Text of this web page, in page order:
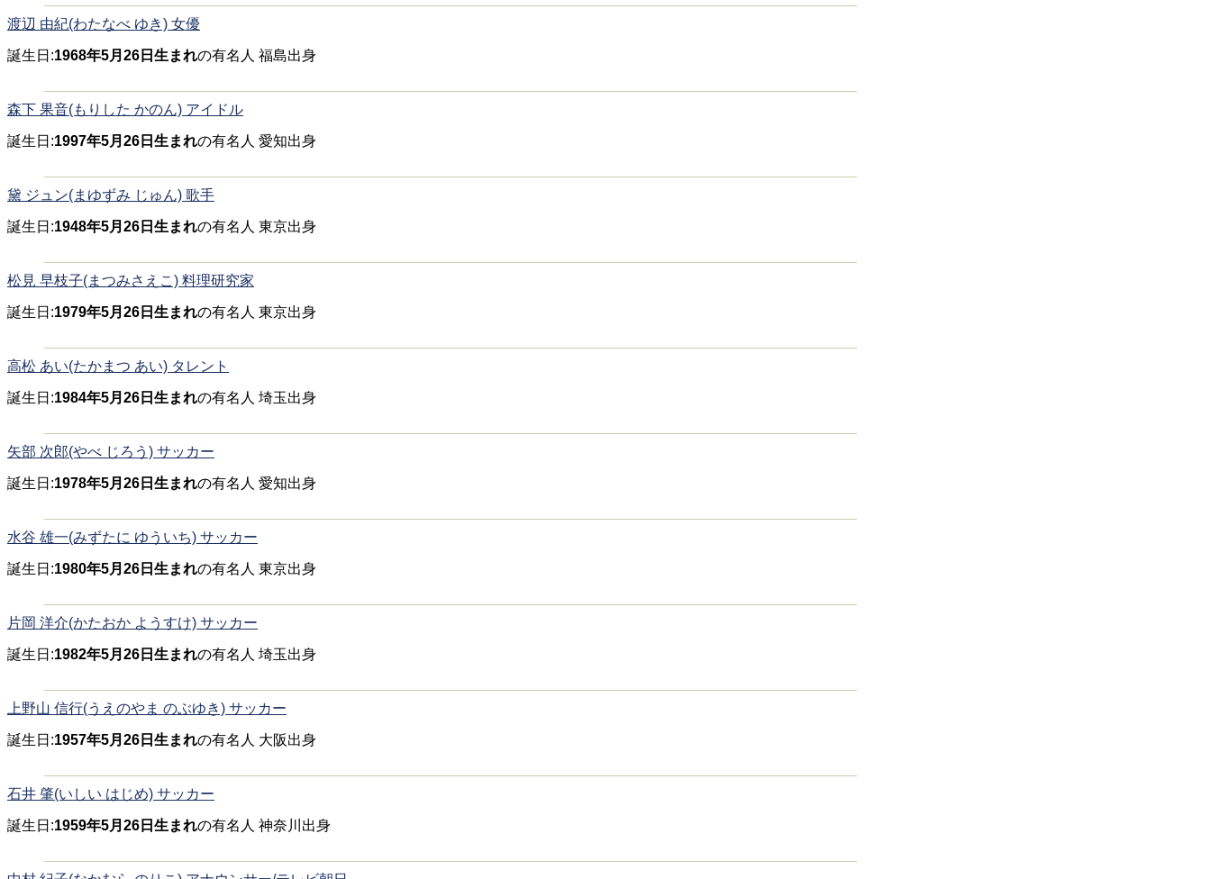
渡辺 由紀(わたなべ ゆき) 女優
誕生日:1968年5月26日生まれの有名人 福島出身
森下 果音(もりした かのん) アイドル
誕生日:1997年5月26日生まれの有名人 愛知出身
黛 ジュン(まゆずみ じゅん) 歌手
誕生日:1948年5月26日生まれの有名人 東京出身
松見 早枝子(まつみさえこ) 料理研究家
誕生日:1979年5月26日生まれの有名人 東京出身
高松 あい(たかまつ あい) タレント
誕生日:1984年5月26日生まれの有名人 埼玉出身
矢部 次郎(やべ じろう) サッカー
誕生日:1978年5月26日生まれの有名人 愛知出身
水谷 雄一(みずたに ゆういち) サッカー
誕生日:1980年5月26日生まれの有名人 東京出身
片岡 洋介(かたおか ようすけ) サッカー
誕生日:1982年5月26日生まれの有名人 埼玉出身
上野山 信行(うえのやま のぶゆき) サッカー
誕生日:1957年5月26日生まれの有名人 大阪出身
石井 肇(いしい はじめ) サッカー
誕生日:1959年5月26日生まれの有名人 神奈川出身